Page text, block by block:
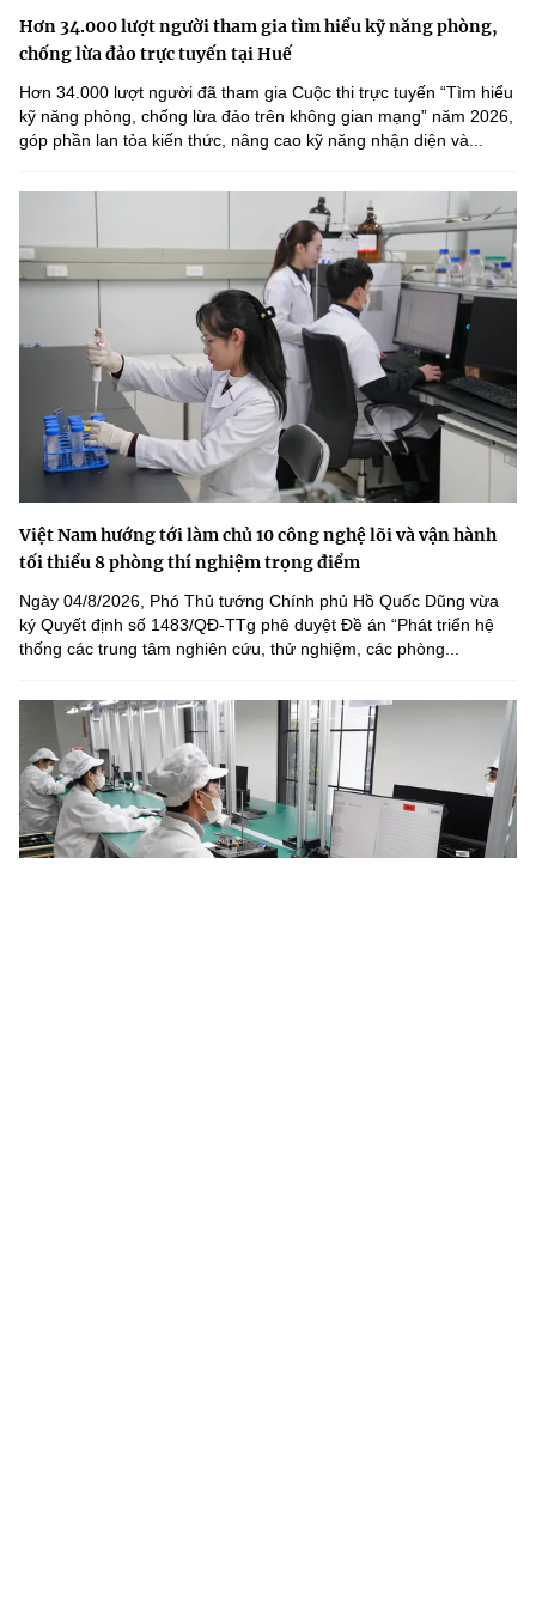
Hơn 34.000 lượt người tham gia tìm hiểu kỹ năng phòng,
chống lừa đảo trực tuyến tại Huế
Hơn 34.000 lượt người đã tham gia Cuộc thi trực tuyến “Tìm hiểu
kỹ năng phòng, chống lừa đảo trên không gian mạng” năm 2026,
góp phần lan tỏa kiến thức, nâng cao kỹ năng nhận diện và...
Việt Nam hướng tới làm chủ 10 công nghệ lõi và vận hành
tối thiểu 8 phòng thí nghiệm trọng điểm
Ngày 04/8/2026, Phó Thủ tướng Chính phủ Hồ Quốc Dũng vừa
ký Quyết định số 1483/QĐ-TTg phê duyệt Đề án “Phát triển hệ
thống các trung tâm nghiên cứu, thử nghiệm, các phòng...